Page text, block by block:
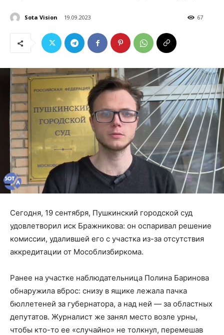
Sota Vision 19.09.2023 67
Сегодня, 19 сентября, Пушкинский городской суд
удовлетворил иск Бражникова: он оспаривал решение
комиссии, удалившей его с участка из-за отсутствия
аккредитации от Мособлизбиркома.
Ранее на участке наблюдательница Полина Баринова
обнаружила вброс: снизу в ящике лежала пачка
бюллетеней за губернатора, а над ней — за областных
депутатов. Журналист же занял место возле урны,
чтобы кто-то ее «случайно» не толкнул, перемешав